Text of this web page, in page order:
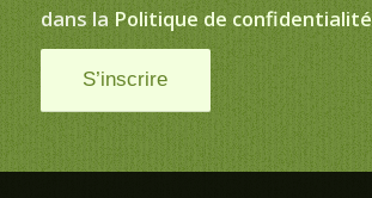
dans la Politique de confidentialité